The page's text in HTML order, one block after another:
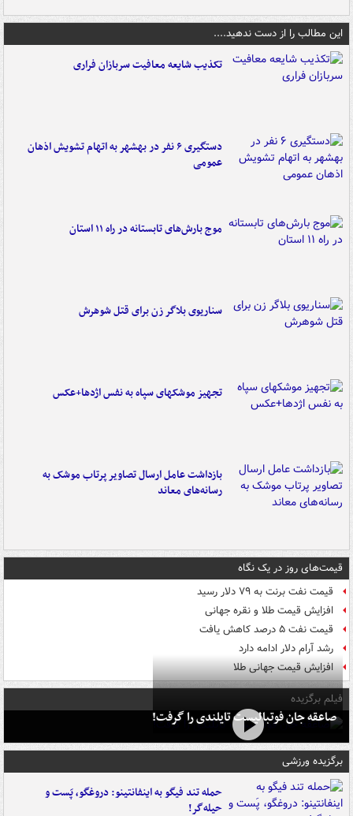
این مطالب را از دست ندهید....
تکذیب شایعه معافیت سربازان فراری
دستگیری ۶ نفر در بهشهر به اتهام تشویش اذهان
عمومی
موج بارش‌های تابستانه در راه ۱۱ استان
سناریوی بلاگر زن برای قتل شوهرش
تجهیز موشکهای سپاه به نفس اژدها+عکس
بازداشت عامل ارسال تصاویر پرتاب موشک به
رسانه‌های معاند
قیمت‌های روز در یک نگاه
قیمت نفت برنت به ۷۹ دلار رسید
افزایش قیمت طلا و نقره جهانی
قیمت نفت ۵ درصد کاهش یافت
رشد آرام دلار ادامه دارد
افزایش قیمت جهانی طلا
فیلم برگزیده
صاعقه جان فوتبالیست تایلندی را گرفت!
برگزیده ورزشی
حمله تند فیگو به اینفانتینو: دروغگو، پَست‌ و
حیله‌گر!